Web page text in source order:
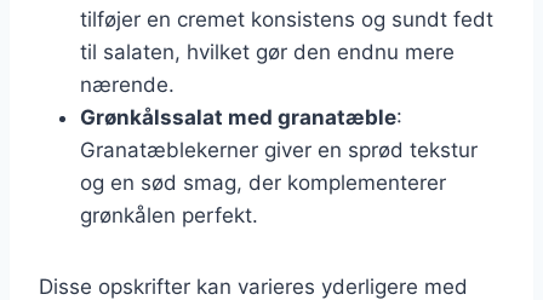
tilføjer en cremet konsistens og sundt fedt
til salaten, hvilket gør den endnu mere
nærende.
Grønkålssalat med granatæble:
Granatæblekerner giver en sprød tekstur
og en sød smag, der komplementerer
grønkålen perfekt.
Disse opskrifter kan varieres yderligere med